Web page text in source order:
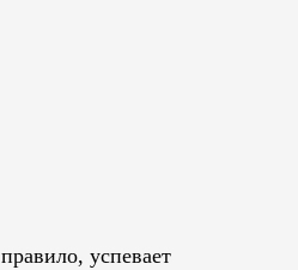
успевает